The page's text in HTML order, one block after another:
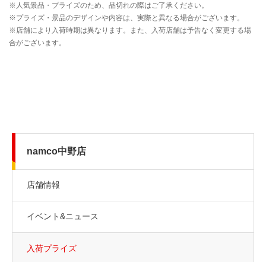
namco中野店
店舗情報
イベント&ニュース
入荷プライズ